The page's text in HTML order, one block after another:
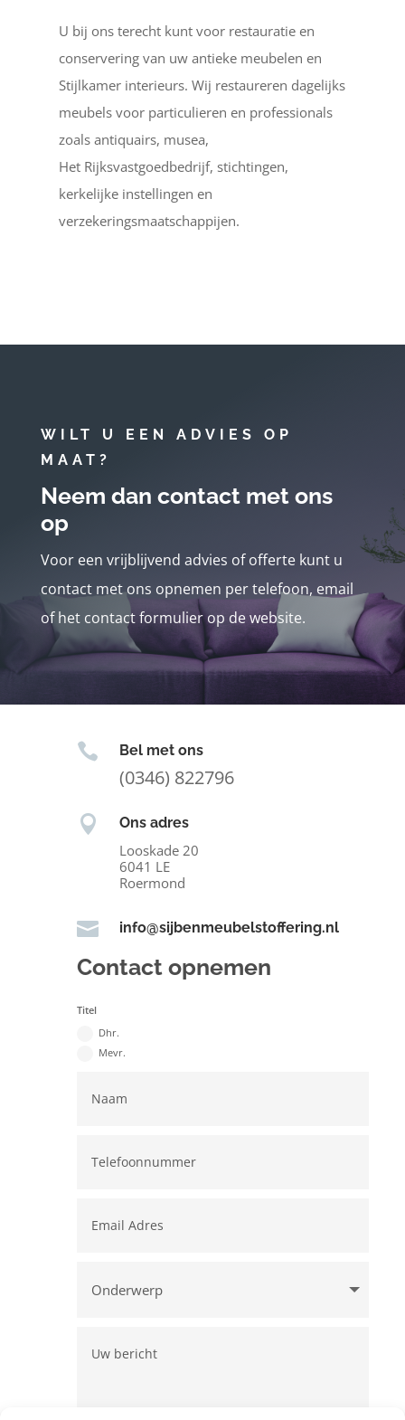
U bij ons terecht kunt voor restauratie en
conservering van uw antieke meubelen en
Stijlkamer interieurs. Wij restaureren dagelijks
meubels voor particulieren en professionals
zoals antiquairs, musea,
Het Rijksvastgoedbedrijf, stichtingen,
kerkelijke instellingen en
verzekeringsmaatschappijen.
WILT U EEN ADVIES OP
MAAT?
Neem dan contact met ons
op
Voor een vrijblijvend advies of offerte kunt u
contact met ons opnemen per telefoon, email
of het contact formulier op de website.
 Bel met ons
(0346) 822796
 Ons adres
Looskade 20
6041 LE
Roermond
 info@sijbenmeubelstoffering.nl
Contact opnemen
Titel
Dhr.
Mevr.